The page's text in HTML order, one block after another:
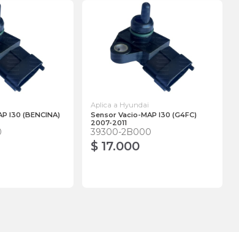
I30 (BENCINA)
Aplica a Hyundai
Sensor Vacio-MAP I30 (G4FC)
2007-2011
39300-2B000
$ 17.000